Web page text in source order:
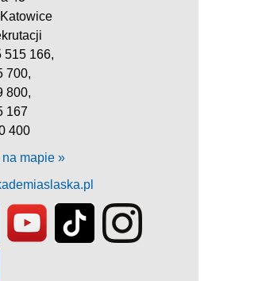
515 166,
700,
800,
167
400
mapie »